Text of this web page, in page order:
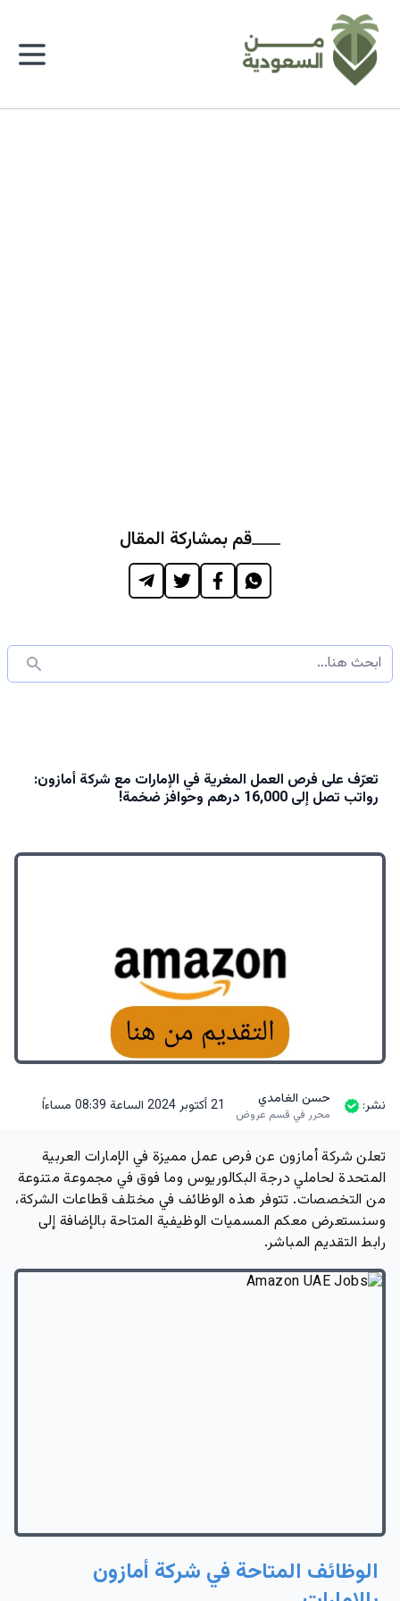
قم بمشاركة المقال
تعرّف على فرص العمل المغرية في الإمارات مع شركة أمازون:
رواتب تصل إلى 16,000 درهم وحوافز ضخمة!
نشر: حسن الغامدي
محرر في قسم عروض 21 أكتوبر 2024 الساعة 08:39 مساءاً
تعلن شركة أمازون عن فرص عمل مميزة في الإمارات العربية
المتحدة لحاملي درجة البكالوريوس وما فوق في مجموعة متنوعة
من التخصصات. تتوفر هذه الوظائف في مختلف قطاعات الشركة،
وسنستعرض معكم المسميات الوظيفية المتاحة بالإضافة إلى
رابط التقديم المباشر.
الوظائف المتاحة في شركة أمازون